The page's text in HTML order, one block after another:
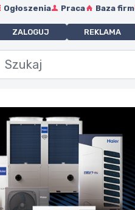
Ogłoszenia Praca Baza firm
ZALOGUJ REKLAMA